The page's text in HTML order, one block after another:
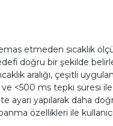
etmeden sıcaklık
doğru bir şekilde
aralığı, çeşitli
ve <500 ms tepki süresi
ayarı yapılarak daha
özellikleri ile